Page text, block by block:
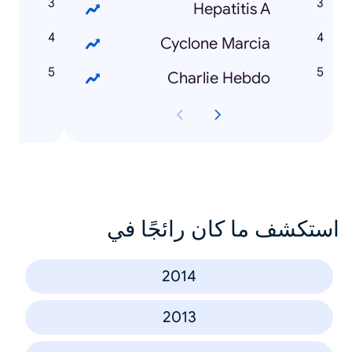
Hepatitis A
Cyclone Marcia
Charlie Hebdo
استكشف ما كان رائجًا في
2014
2013